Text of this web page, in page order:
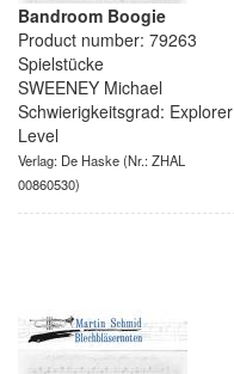
Bandroom Boogie
Product number: 79263
Spielstücke
SWEENEY Michael
Schwierigkeitsgrad: Explorer
Level
Verlag: De Haske(Nr.: ZHAL
00860530)